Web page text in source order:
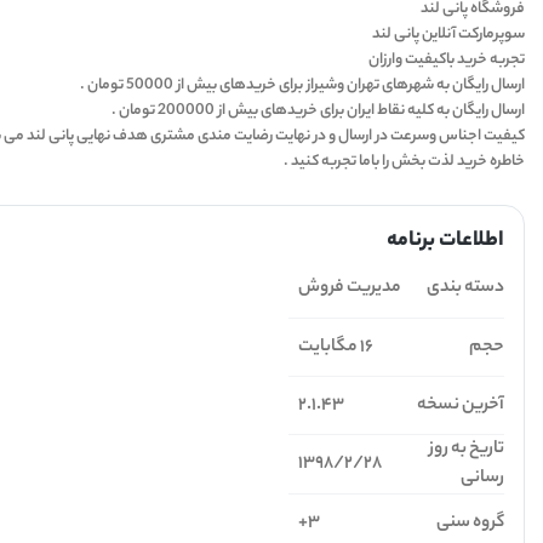
فروشگاه پانی لند
سوپرمارکت آنلاین پانی لند
تجربه خرید باکیفیت وارزان
ارسال رایگان به شهرهای تهران وشیراز برای خریدهای بیش از 50000 تومان .
ارسال رایگان به کلیه نقاط ایران برای خریدهای بیش از 200000 تومان .
کیفیت اجناس وسرعت در ارسال و در نهایت رضایت مندی مشتری هدف نهایی پانی لند می
خاطره خرید لذت بخش را باما تجربه کنید .
اطلاعات برنامه
دسته بندی مدیریت فروش
حجم
16 مگابایت
آخرین نسخه
2.1.43
تاریخ به روز
رسانی
1398/2/28
گروه سنی
3+